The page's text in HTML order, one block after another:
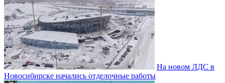
На новом ЛДС в
Новосибирске начались отделочные работы